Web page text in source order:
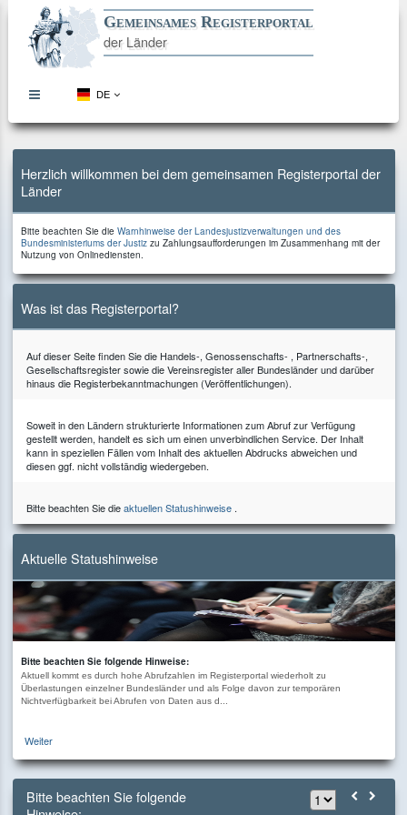
Gemeinsames Registerportal
der Länder
button
DE
Direkt
zum
Direkt
zur
Direkt
zur
Direkt
zum
Herzlich willkommen bei dem gemeinsamen Registerportal der
Länder
Bitte
beachten
Sie
Bitte beachten Sie die Warnhinweise der Landesjustizverwaltungen und des
Bundesministeriums der Justiz zu
Zusammenhang
Nutzung
zu Zahlungsaufforderungen im Zusammenhang mit der
Nutzung von Onlinediensten.
Was ist das Registerportal?
Auf dieser Seite finden Sie die Handels-, Genossenschafts- , Partnerschafts-,
Gesellschaftsregister sowie die Vereinsregister aller Bundesländer und darüber
hinaus die Registerbekanntmachungen (Veröffentlichungen).
Soweit in den Ländern strukturierte Informationen zum Abruf zur Verfügung
gestellt werden, handelt es sich um einen unverbindlichen Service. Der Inhalt
kann in speziellen Fällen vom Inhalt des aktuellen Abdrucks abweichen und
diesen ggf. nicht vollständig wiedergeben.
Bitte beachten Sie dieaktuellen Statushinweise.
Aktuelle Statushinweise
Bitte beachten Sie folgende Hinweise:
Aktuell kommt es durch hohe Abrufzahlen im Registerportal wiederholt zu
Überlastungen einzelner Bundesländer und als Folge davon zur temporären
Nichtverfügbarkeit bei Abrufen von Daten aus d...
Weiter
Bitte beachten Sie folgende